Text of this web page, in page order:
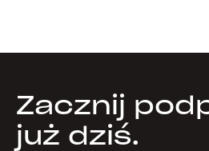
Zacznij
już dziś.